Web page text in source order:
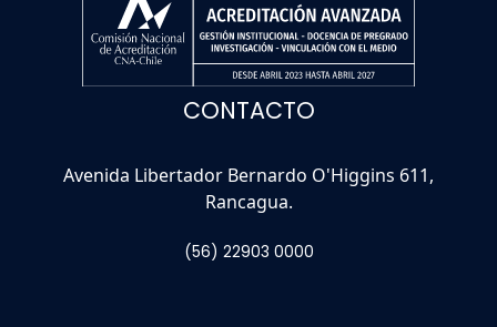
CONTACTO
Avenida Libertador Bernardo O'Higgins 611,
Rancagua.
(56) 22903 0000